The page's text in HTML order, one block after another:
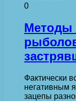
0
Методы
Фактически
негативным
зацепы